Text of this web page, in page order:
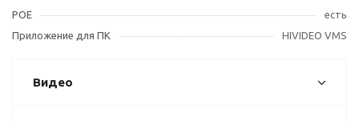
POE
есть
Приложение для ПК
HIVIDEO VMS
Видео